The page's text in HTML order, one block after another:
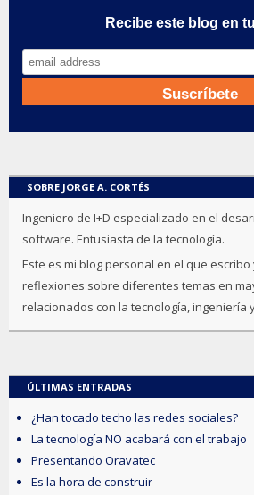
Recibe este blog en
SOBRE JORGE A. CORTÉS
Ingeniero de I+D especializado en el
software. Entusiasta de la tecnología.
Este es mi blog personal en el que escribo
reflexiones sobre diferentes temas en
relacionados con la tecnología, ingeniería
ÚLTIMAS ENTRADAS
¿Han tocado techo las redes sociales?
La tecnología NO acabará con el trabajo
Presentando Oravatec
Es la hora de construir